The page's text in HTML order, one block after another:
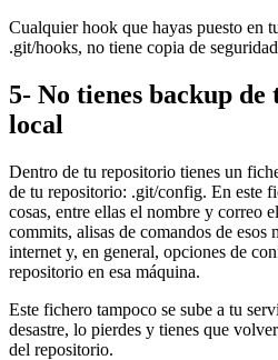
Cualquier hook que hayas puesto en
.git/hooks, no tiene copia de
5- No tienes backup
local
Dentro de tu repositorio tienes un
de tu repositorio: .git/config. En este
cosas, entre ellas el nombre y correo
commits, alisas de comandos de esos
internet y, en general, opciones de
repositorio en esa máquina.
Este fichero tampoco se sube a tu
desastre, lo pierdes y tienes que
del repositorio.